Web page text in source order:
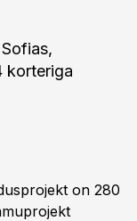
korteriga
on 280